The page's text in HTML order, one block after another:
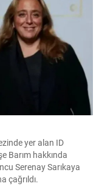
yer alan ID
Barım hakkında
Serenay Sarıkaya
çağrıldı.